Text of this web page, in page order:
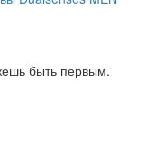
быть первым.